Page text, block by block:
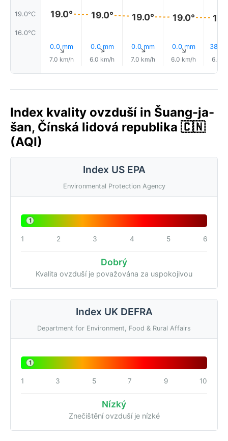
19.0°C
16.0°C
19.0°
0.0 mm
↑
7.0 km/h
19.0°
0.0 mm
↑
6.0 km/h
19.0°
0.0 mm
↑
7.0 km/h
19.0°
0.0 mm
↑
6.0 km/h
38%
6.0
Index kvality ovzduší in Šuang-ja-
šan, Čínská lidová republika 🇨🇳
(AQI)
Index US EPA
Environmental Protection Agency
1
1 2 3 4 5 6
Dobrý
Kvalita ovzduší je považována za uspokojivou
Index UK DEFRA
Department for Environment, Food & Rural Affairs
1
1 3 5 7 9 10
Nízký
Znečištění ovzduší je nízké